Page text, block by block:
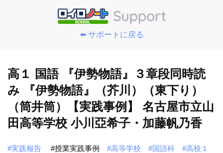
⬅️ サポートに戻る
高１ 国語 『伊勢物語』３章段同時読
み 『伊勢物語』（芥川）（東下り）
（筒井筒）【実践事例】 名古屋市立山
田高等学校 小川亞希子・加藤帆乃香
#実践報告 #授業実践事例 #高等学校 #国語科
#高校１